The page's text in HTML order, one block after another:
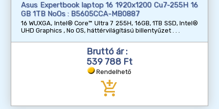
Asus Expertbook laptop 16 1920x1200 Cu7-255H 16
GB 1TB NoOs : B5605CCA-MB0887
16 WUXGA, Intel® Core™ Ultra 7 255H, 16GB, 1TB SSD, Intel®
UHD Graphics , No OS, háttérvilágítású billentyűzet
Bruttó ár :
539 788 Ft
Rendelhető
add_shopping_cart